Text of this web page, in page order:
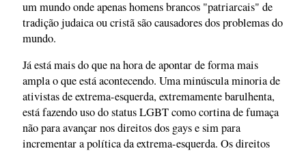
um mundo onde apenas homens brancos "patriarcais" de
tradição judaica ou cristã são causadores dos problemas do
mundo.
Já está mais do que na hora de apontar de forma mais
ampla o que está acontecendo. Uma minúscula minoria de
ativistas de extrema-esquerda, extremamente barulhenta,
está fazendo uso do status LGBT como cortina de fumaça
não para avançar nos direitos dos gays e sim para
incrementar a política da extrema-esquerda. Os direitos